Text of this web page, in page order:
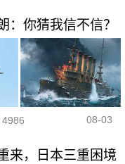
：你猜我信不信？
4986 08-03
来，日本三重困境